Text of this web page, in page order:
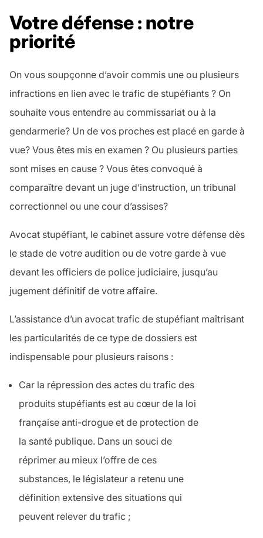
Votre défense : notre
priorité
On vous soupçonne d’avoir commis une ou plusieurs
infractions en lien avec le trafic de stupéfiants ? On
souhaite vous entendre au commissariat ou à la
gendarmerie? Un de vos proches est placé en garde à
vue? Vous êtes mis en examen ? Ou plusieurs parties
sont mises en cause ? Vous êtes convoqué à
comparaître devant un juge d’instruction, un tribunal
correctionnel ou une cour d’assises?
Avocat stupéfiant, le cabinet assure votre défense dès
le stade de votre audition ou de votre garde à vue
devant les officiers de police judiciaire, jusqu’au
jugement définitif de votre affaire.
L’assistance d’un avocat trafic de stupéfiant maîtrisant
les particularités de ce type de dossiers est
indispensable pour plusieurs raisons :
Car la répression des actes du trafic des
produits stupéfiants est au cœur de la loi
française anti-drogue et de protection de
la santé publique. Dans un souci de
réprimer au mieux l’offre de ces
substances, le législateur a retenu une
définition extensive des situations qui
peuvent relever du trafic ;